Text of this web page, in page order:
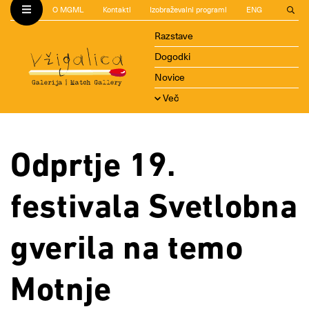
O MGML Kontakti Izobraževalni programi ENG
Razstave
Dogodki
Novice
Več
Odprtje 19.
festivala Svetlobna
gverila na temo
Motnje